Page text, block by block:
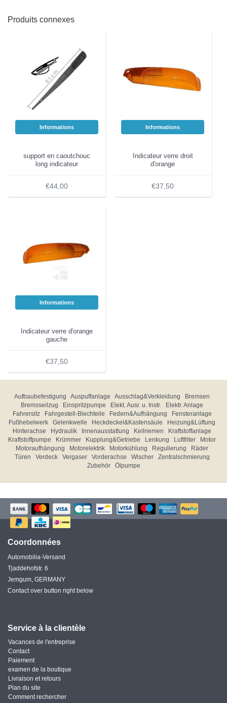
Produits connexes
Informations
support en caoutchouc
long indicateur
€44,00
Informations
Indicateur verre droit
d'orange
€37,50
Informations
Indicateur verre d'orange
gauche
€37,50
Aufbaubefestigung Auspuffanlage Ausschlag&Verkleidung
Bremsen
Bremsseilzug
Einspritzpumpe Elekt. Ausr. u. Instr.
Elektr. Anlage
Fahrersitz
Fahrgestell-Blechteile Federn&Aufhängung
Fensteranlage
Fußhebelwerk
Gelenkwelle Heckdeckel&Kastensäule
Heizung&Lüftung
Hinterachse
Hydraulik Innenausstattung Keilriemen
Kraftstoffanlage
Kraftstoffpumpe
Krümmer Kupplung&Getriebe Lenkung Luftfilter
Motor
Motoraufhängung
Motorelektrik Motorkühlung Regulierung
Räder
Türen
Verdeck Vergaser Vorderachse Wischer
Zentralschmierung
Zubehör
Ölpumpe
Coordonnées
Automobilia-Versand
Tjaddehofstr. 6
Jemgum, GERMANY
Contact over button right below
Service à la clientèle
Vacances de l'entreprise
Contact
Paiement
examen de la boutique
Livraison et retours
Plan du site
Comment rechercher